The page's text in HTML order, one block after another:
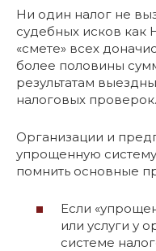
Ни один налог не
судебных исков как
«смете» всех
более половины
результатам
налоговых проверок.
Организации и
упрощенную
помнить основные
Если
или услуги у
системе